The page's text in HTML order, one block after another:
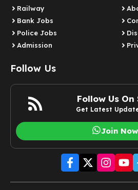
Railway
Bank Jobs
Police Jobs
Admission
Follow Us
Follow Us
Get Latest
Join Now